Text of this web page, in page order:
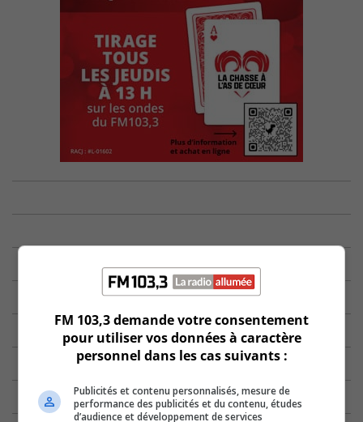
FM 103,3 demande votre consentement
pour utiliser vos données à caractère
personnel dans les cas suivants :
Publicités et contenu personnalisés, mesure de
performance des publicités et du contenu, études
d’audience et développement de services